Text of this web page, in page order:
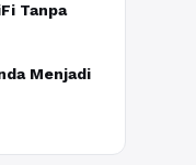
Tanpa
Menjadi